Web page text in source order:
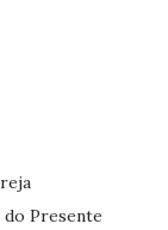
Presente